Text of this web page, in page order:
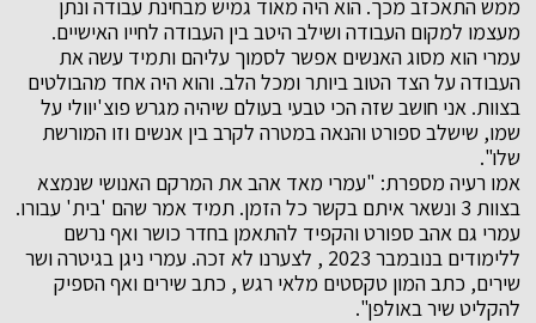
ממש התאכזב מכך. הוא היה מאוד גמיש מבחינת עבודה ונתן
מעצמו למקום העבודה ושילב היטב בין העבודה לחייו האישיים.
עמרי הוא מסוג האנשים אפשר לסמוך עליהם ותמיד עשה את
העבודה על הצד הטוב ביותר ומכל הלב. והוא היה אחד מהבולטים
בצוות. אני חושב שזה הכי טבעי בעולם שיהיה מגרש פוצ'יוולי על
שמו, שישלב ספורט והנאה במטרה לקרב בין אנשים וזו המורשת
שלו".
אמו רעיה מספרת: "עמרי מאד אהב את המרקם האנושי שנמצא
בצוות 3 ונשאר איתם בקשר כל הזמן. תמיד אמר שהם 'בית' עבורו.
עמרי גם אהב ספורט והקפיד להתאמן בחדר כושר ואף נרשם
ללימודים בנובמבר 2023 , לצערנו לא זכה. עמרי ניגן בגיטרה ושר
שירים, כתב המון טקסטים מלאי רגש , כתב שירים ואף הספיק
להקליט שיר באולפן".